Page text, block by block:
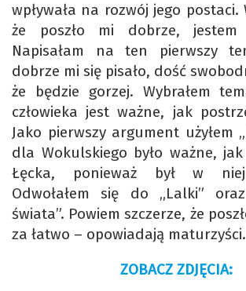
wpływała na rozwój jego postaci.
że poszło mi dobrze, jestem
Napisałam na ten pierwszy
dobrze mi się pisało, dość
że będzie gorzej. Wybrałem
człowieka jest ważne, jak
Jako pierwszy argument użyłem
dla Wokulskiego było ważne,
Łęcka, ponieważ był w niej
Odwołałem się do „Lalki”
świata”. Powiem szczerze, że
za łatwo – opowiadają maturzyści.
ZOBACZ ZDJĘCIA: